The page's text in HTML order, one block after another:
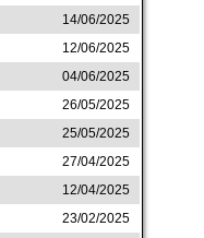
14/06/2025
12/06/2025
04/06/2025
26/05/2025
25/05/2025
27/04/2025
12/04/2025
23/02/2025